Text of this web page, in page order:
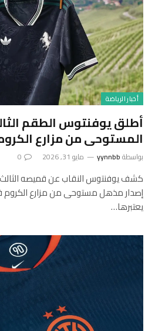
أخبار الرياضة
أطلق يوفنتوس الطقم
المستوحى من مزارع الكروم
بواسطةyynnbb مايو 31, 2026 0
إصدار مذهل مستوحى من مزارع الكروم
يعتبرها…